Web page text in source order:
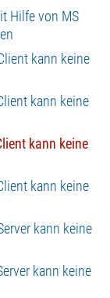
Hilfe von MS
kann keine
kann keine
kann keine
kann keine
kann keine
kann keine